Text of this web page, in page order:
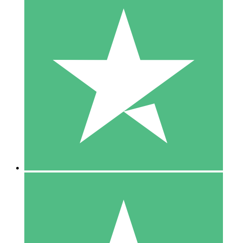
Pacotes de Créditos Individuais
Pague conforme o uso com créditos de download. Sem
1000
10 Downloads
20 00